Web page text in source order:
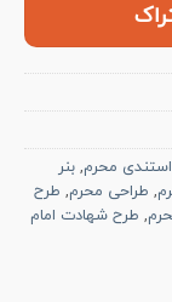
استندی محرم, بنر
, طراحی محرم, طرح
, طرح شهادت امام